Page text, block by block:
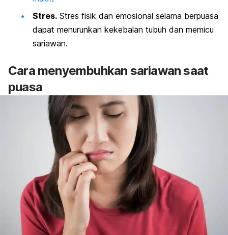
Stres. Stres fisik dan emosional selama berpuasa
dapat menurunkan kekebalan tubuh dan memicu
sariawan.
Cara menyembuhkan sariawan saat
puasa